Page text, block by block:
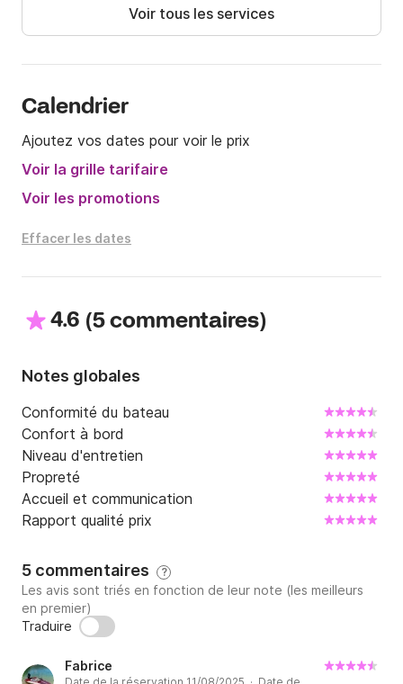
• Convient pour la baignade, la pêche et l'exploration
des baies
• Largeur : 2,40 m
• Moteur : Honda 100 CV
• Vitesse maximale : env. 30 nœuds
• Consommation moyenne : env. 10 l/h
• Réservoir de carburant : 120 L
• Année : env. 2016
• Capacité : jusqu'à 6 personnes
• Tirant d'eau : env. 1,0 m
? Conditions
• Carburant : non inclus (le bateau est livré avec le
plein)
• Permis : obligatoire ou possibilité de location avec
skipper
Voir tous les services
Calendrier
Ajoutez vos dates pour voir le prix
Voir la grille tarifaire
Voir les promotions
Effacer les dates
4.6 (5 commentaires)
Notes globales
Conformité du bateau
Confort à bord
Niveau d'entretien
Propreté
Accueil et communication
Rapport qualité prix
5 commentaires ?
Les avis sont triés en fonction de leur note (les meilleurs
en premier)
Traduire
Fabrice